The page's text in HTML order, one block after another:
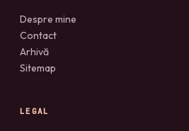
Despre mine
Contact
Arhivă
Sitemap
LEGAL